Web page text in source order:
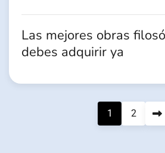
Las mejores obras
debes adquirir ya
1 2